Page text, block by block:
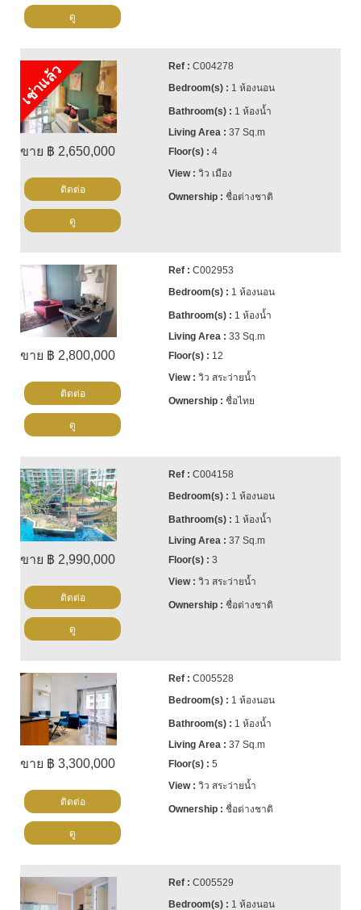
ดู
เช่าแล้ว
ขาย ฿ 2,650,000
C004278
1 ห้องนอน
1 ห้องน้ำ
37 Sq.m
4
วิว เมือง
ชื่อต่างชาติ
ติดต่อ
ดู
ขาย ฿ 2,800,000
C002953
1 ห้องนอน
1 ห้องน้ำ
33 Sq.m
12
วิว สระว่ายน้ำ
ชื่อไทย
ติดต่อ
ดู
ขาย ฿ 2,990,000
C004158
1 ห้องนอน
1 ห้องน้ำ
37 Sq.m
3
วิว สระว่ายน้ำ
ชื่อต่างชาติ
ติดต่อ
ดู
ขาย ฿ 3,300,000
C005528
1 ห้องนอน
1 ห้องน้ำ
37 Sq.m
5
วิว สระว่ายน้ำ
ชื่อต่างชาติ
ติดต่อ
ดู
C005529
1 ห้องนอน